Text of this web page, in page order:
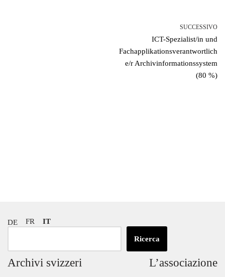
SUCCESSIVO
ICT-Spezialist/in und
Fachapplikationsverantwortlich
e/r Archivinformationssystem
(80 %)
DE FR IT
Ricerca
Archivi svizzeri L’associazione